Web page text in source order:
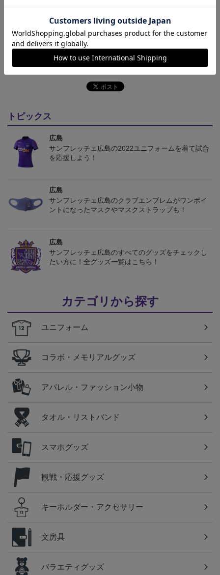
その他
決済について
ギフト対応について
ヘルプページ
トピックス
広島
サンフレッチェ広島の2022ユニフォームを着て試合
を応援しよう！
広島
サンフレッチェ広島のクラブエンブレムがワンポイ
ントになったマスクやマスクストラップも！
広島
サンフレッチェ広島のすべてのグッズをチェックし
たい方に！全グッズ一覧はこちら！
カテゴリから探す
ユニフォーム
コラボ・メモリアルグッズ
アパレル・ファッション小物
タオル・リストバンド
スマホグッズ
観戦・応援グッズ
キーホルダー・アクセサリー
文房具
バラエティグッズ